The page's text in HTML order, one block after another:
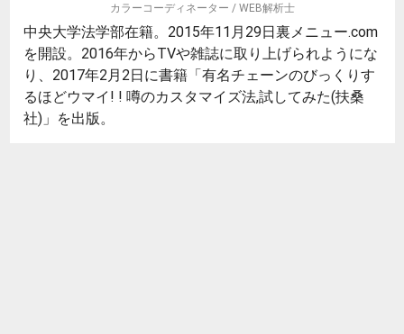
カラーコーディネーター / WEB解析士
中央大学法学部在籍。2015年11月29日裏メニュー.com
を開設。2016年からTVや雑誌に取り上げられようにな
り、2017年2月2日に書籍「有名チェーンのびっくりす
るほどウマイ! ! 噂のカスタマイズ法,試してみた(扶桑
社)」を出版。